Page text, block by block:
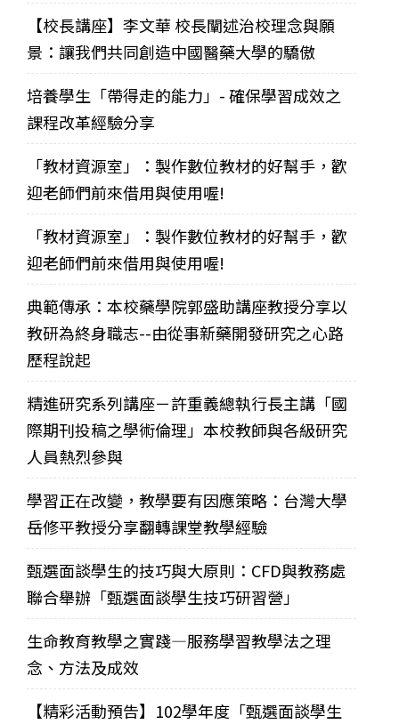
【校長講座】李文華 校長闡述治校理念與願
景：讓我們共同創造中國醫藥大學的驕傲
培養學生「帶得走的能力」- 確保學習成效之
課程改革經驗分享
「教材資源室」：製作數位教材的好幫手，歡
迎老師們前來借用與使用喔!
「教材資源室」：製作數位教材的好幫手，歡
迎老師們前來借用與使用喔!
典範傳承：本校藥學院郭盛助講座教授分享以
教研為終身職志--由從事新藥開發研究之心路
歷程說起
精進研究系列講座－許重義總執行長主講「國
際期刊投稿之學術倫理」本校教師與各級研究
人員熱烈參與
學習正在改變，教學要有因應策略：台灣大學
岳修平教授分享翻轉課堂教學經驗
甄選面談學生的技巧與大原則：CFD與教務處
聯合舉辦「甄選面談學生技巧研習營」
生命教育教學之實踐—服務學習教學法之理
念、方法及成效
【精彩活動預告】102學年度「甄選面談學生